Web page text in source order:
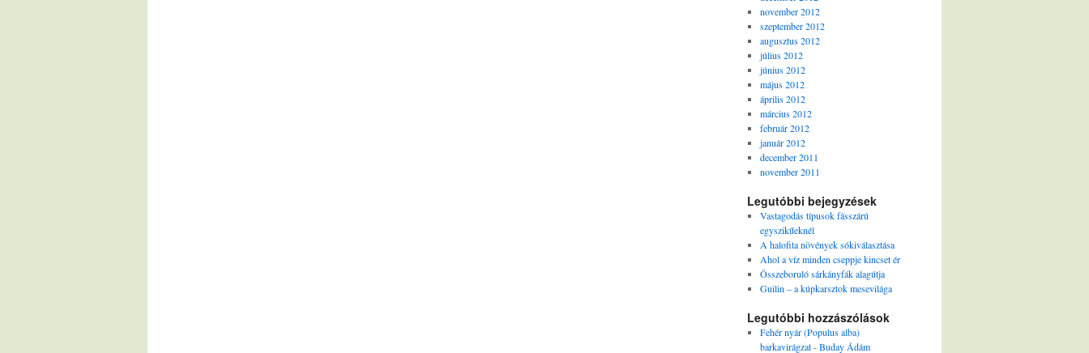
november 2012
szeptember 2012
augusztus 2012
július 2012
június 2012
május 2012
április 2012
március 2012
február 2012
január 2012
december 2011
november 2011
Legutóbbi bejegyzések
Vastagodás típusok fásszárú
egyszikűeknél
A halofita növények sókiválasztása
Ahol a víz minden cseppje kincset ér
Összeboruló sárkányfák alagútja
Guilin – a kúpkarsztok mesevilága
Legutóbbi hozzászólások
Fehér nyár (Populus alba)
barkavirágzat - Buday Ádám